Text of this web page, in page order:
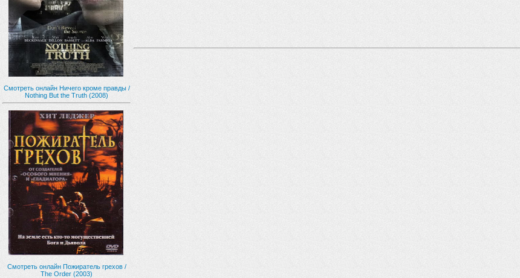
Смотреть онлайн Ничего кроме правды /
Nothing But the Truth (2008)
Смотреть онлайн Пожиратель грехов /
The Order (2003)